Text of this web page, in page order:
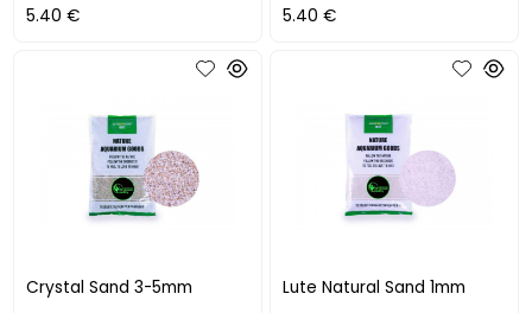
5.40 € 5.40 €
Crystal Sand 3-5mm Lute Natural Sand 1mm